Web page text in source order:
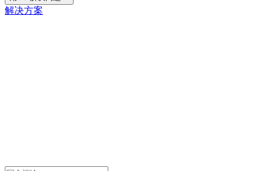
解决方案